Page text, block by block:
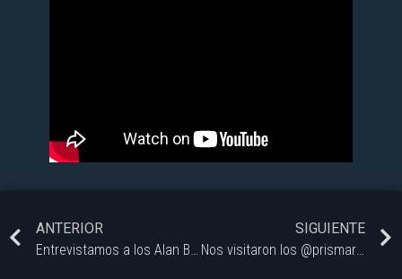
ANTERIOR
SIGUIENTE
Nos visitaron los @prismarockoficial y de paso se tocaron unos temones!